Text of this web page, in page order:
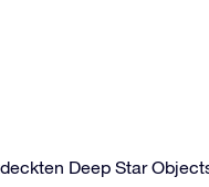
Deep Star